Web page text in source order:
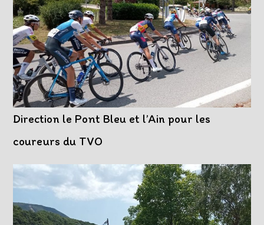
Direction le Pont Bleu et l’Ain pour les
coureurs du TVO